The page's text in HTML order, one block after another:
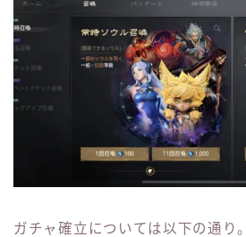
ガチャ確立については以下の通り。